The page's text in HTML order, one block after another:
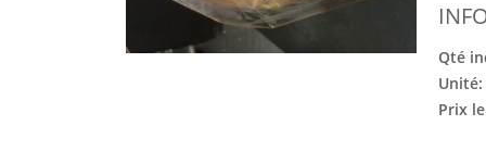
Qté
Unité:
Prix